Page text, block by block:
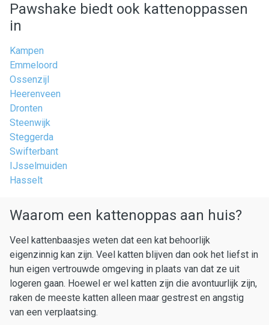
Pawshake biedt ook kattenoppassen
in
Kampen
Emmeloord
Ossenzijl
Heerenveen
Dronten
Steenwijk
Steggerda
Swifterbant
IJsselmuiden
Hasselt
Waarom een kattenoppas aan huis?
Veel kattenbaasjes weten dat een kat behoorlijk
eigenzinnig kan zijn. Veel katten blijven dan ook het liefst in
hun eigen vertrouwde omgeving in plaats van dat ze uit
logeren gaan. Hoewel er wel katten zijn die avontuurlijk zijn,
raken de meeste katten alleen maar gestrest en angstig
van een verplaatsing.